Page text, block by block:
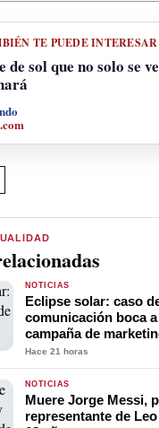
TE PUEDE INTERESAR
de sol que no solo se
NOTICIAS
Eclipse solar: caso
comunicación boca
campaña de
sin coste y al alcance
Hace 21 horas
NOTICIAS
Muere Jorge Messi,
representante de